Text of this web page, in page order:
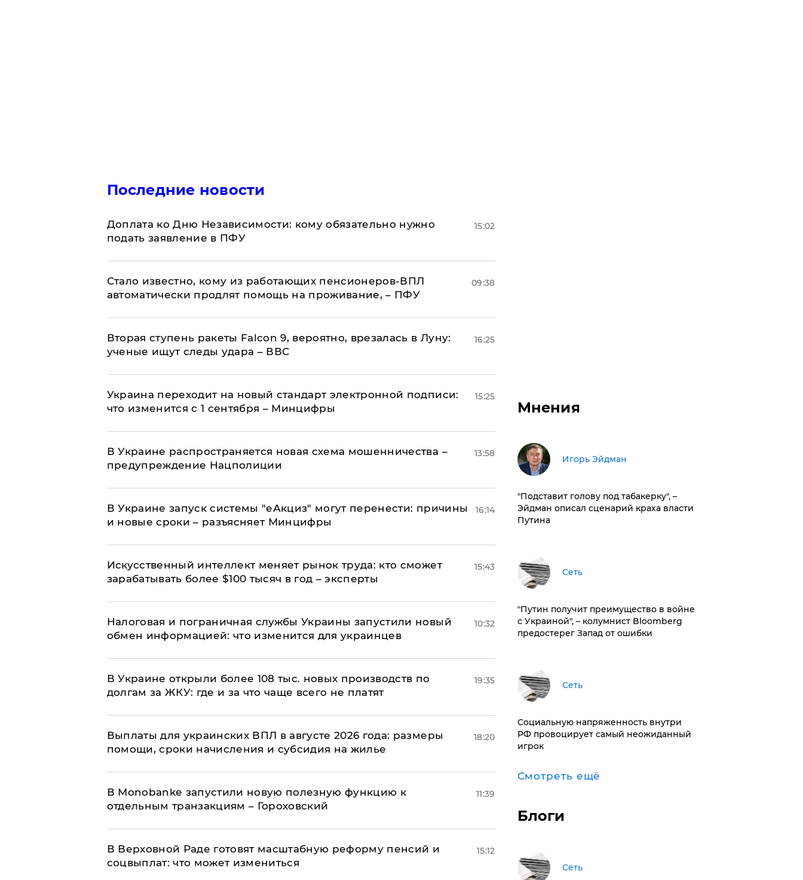
Последние новости
Доплата ко Дню Независимости: кому обязательно нужно
подать заявление в ПФУ
15:02
Стало известно, кому из работающих пенсионеров-ВПЛ
автоматически продлят помощь на проживание, – ПФУ
09:38
Вторая ступень ракеты Falcon 9, вероятно, врезалась в Луну:
ученые ищут следы удара – ВВС
16:25
Украина переходит на новый стандарт электронной подписи:
что изменится с 1 сентября – Минцифры
15:25
В Украине распространяется новая схема мошенничества –
предупреждение Нацполиции
13:58
В Украине запуск системы "еАкциз" могут перенести: причины
и новые сроки – разъясняет Минцифры
16:14
Искусственный интеллект меняет рынок труда: кто сможет
зарабатывать более $100 тысяч в год – эксперты
15:43
Налоговая и пограничная службы Украины запустили новый
обмен информацией: что изменится для украинцев
10:32
В Украине открыли более 108 тыс. новых производств по
долгам за ЖКУ: где и за что чаще всего не платят
19:35
Выплаты для украинских ВПЛ в августе 2026 года: размеры
помощи, сроки начисления и субсидия на жилье
18:20
В Мonobankе запустили новую полезную функцию к
отдельным транзакциям – Гороховский
11:39
В Верховной Раде готовят масштабную реформу пенсий и
соцвыплат: что может измениться
15:12
Мнения
Игорь Эйдман
​"Подставит голову под табакерку", –
Эйдман описал сценарий краха власти
Путина
Сеть
"Путин получит преимущество в войне
с Украиной", – колумнист Bloomberg
предостерег Запад от ошибки
Сеть
Социальную напряженность внутри
РФ провоцирует самый неожиданный
игрок
Смотреть ещё
Блоги
Сеть